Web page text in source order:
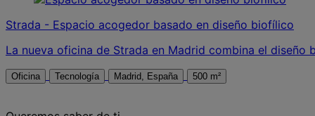
Strada - Espacio acogedor basado en diseño biofílico
La nueva oficina de Strada en Madrid combina el
Oficina Tecnología Madrid, España 500 m²